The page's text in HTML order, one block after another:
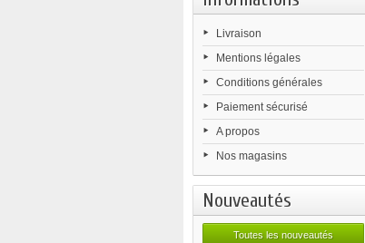
Livraison
Mentions légales
Conditions générales
Paiement sécurisé
A propos
Nos magasins
Nouveautés
Toutes les nouveautés